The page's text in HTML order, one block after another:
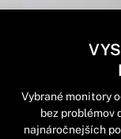
Vybrané monitory
bez problémov
najnáročnejších